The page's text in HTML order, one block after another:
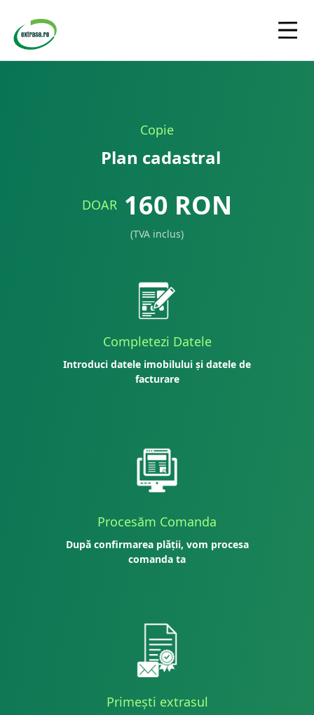
Copie
Plan cadastral
DOAR 160 RON
(TVA inclus)
Completezi Datele
Introduci datele imobilului și datele de
facturare
Procesăm Comanda
După confirmarea plății, vom procesa
comanda ta
Primești extrasul